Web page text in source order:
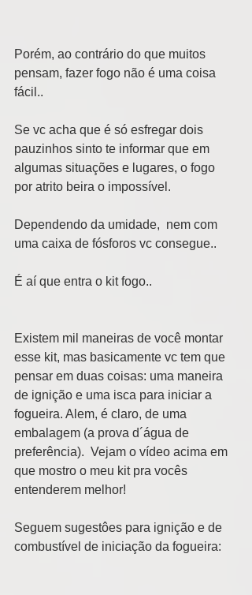
Porém, ao contrário do que muitos
pensam, fazer fogo não é uma coisa
fácil..
Se vc acha que é só esfregar dois
pauzinhos sinto te informar que em
algumas situações e lugares, o fogo
por atrito beira o impossível.
Dependendo da umidade,  nem com
uma caixa de fósforos vc consegue..
É aí que entra o kit fogo..
Existem mil maneiras de você montar
esse kit, mas basicamente vc tem que
pensar em duas coisas: uma maneira
de ignição e uma isca para iniciar a
fogueira. Alem, é claro, de uma
embalagem (a prova d´água de
preferência).  Vejam o vídeo acima em
que mostro o meu kit pra vocês
entenderem melhor!
Seguem sugestôes para ignição e de
combustível de iniciação da fogueira: